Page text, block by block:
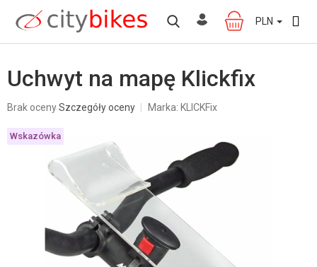
treści
KOSZYK
PLN
Uchwyt na mapę Klickfix
Średnia
produktu
wynosi
Brak ocenySzczegóły oceny Marka: KLICKFix
Wskazówka